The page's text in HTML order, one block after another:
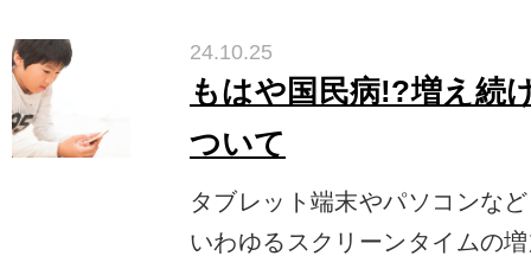
24.10.25
もはや国民病!?増え続
ついて
タブレット端末やパソコンな
いわゆるスクリーンタイムの